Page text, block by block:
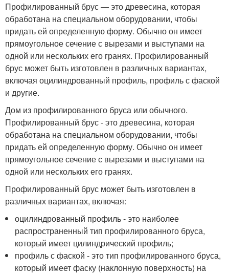
Профилированный брус — это древесина, которая
обработана на специальном оборудовании, чтобы
придать ей определенную форму. Обычно он имеет
прямоугольное сечение с вырезами и выступами на
одной или нескольких его гранях. Профилированный
брус может быть изготовлен в различных вариантах,
включая оцилиндрованный профиль, профиль с фаской
и другие.
Дом из профилированного бруса или обычного.
Профилированный брус - это древесина, которая
обработана на специальном оборудовании, чтобы
придать ей определенную форму. Обычно он имеет
прямоугольное сечение с вырезами и выступами на
одной или нескольких его гранях.
Профилированный брус может быть изготовлен в
различных вариантах, включая:
оцилиндрованный профиль - это наиболее
распространенный тип профилированного бруса,
который имеет цилиндрический профиль;
профиль с фаской - это тип профилированного бруса,
который имеет фаску (наклонную поверхность) на